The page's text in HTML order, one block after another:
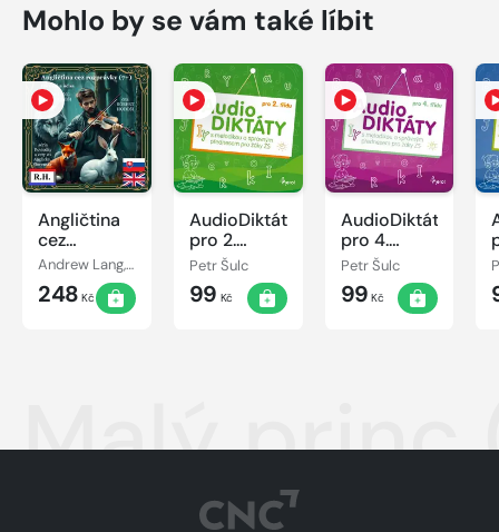
Mohlo by se vám také líbit
Angličtina
cez
rozprávky
(7+)
Andrew Lang, Róbert Hodoši
248 Kč
AudioDiktáty
pro 2.
ročník
Petr Šulc
99 Kč
AudioDiktáty
pro 4.
ročník
Petr Šulc
99 Kč
Malý princ